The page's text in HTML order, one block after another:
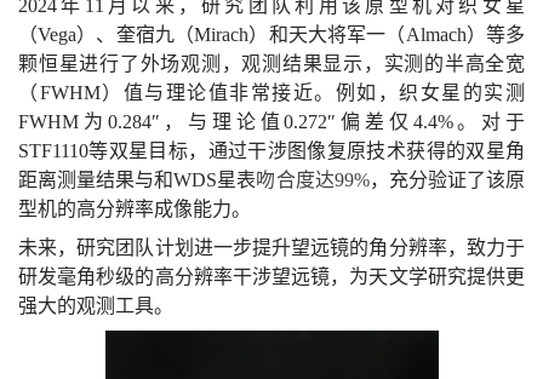
2024年11月以来，研究团队利用该原型机对织女星
（Vega）、奎宿九（Mirach）和天大将军一（Almach）等多
颗恒星进行了外场观测，观测结果显示，实测的半高全宽
（FWHM）值与理论值非常接近。例如，织女星的实测
FWHM为0.284″，与理论值0.272″偏差仅4.4%。对于
STF1110等双星目标，通过干涉图像复原技术获得的双星角
距离测量结果与和WDS星表吻合度达99%，充分验证了该原
型机的高分辨率成像能力。
未来，研究团队计划进一步提升望远镜的角分辨率，致力于
研发毫角秒级的高分辨率干涉望远镜，为天文学研究提供更
强大的观测工具。